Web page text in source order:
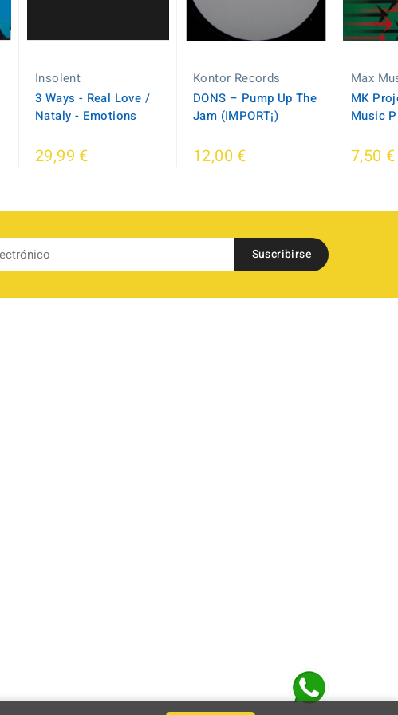
Insolent
3 Ways - Real Love /
Nataly - Emotions
29,99 €
Kontor Records
DONS ‎– Pump Up The
Jam (IMPORT¡)
12,00 €
Max
MK
Music
7,50 €